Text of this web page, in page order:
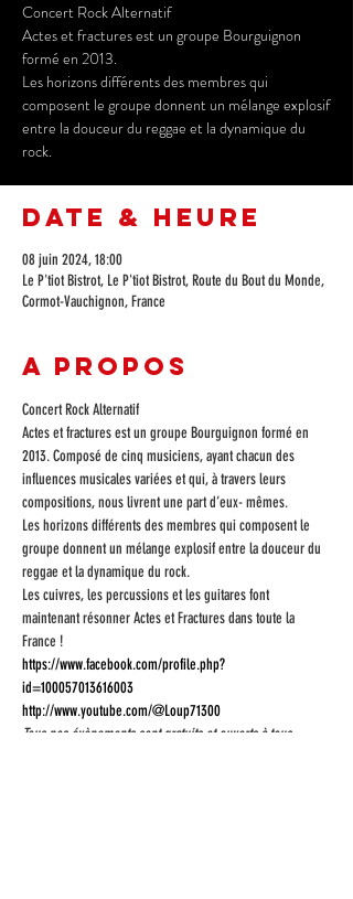
Concert Rock Alternatif
Actes et fractures est un groupe Bourguignon
formé en 2013.
Les horizons différents des membres qui
composent le groupe donnent un mélange explosif
entre la douceur du reggae et la dynamique du
rock.
Date & Heure
08 juin 2024, 18:00
Le P'tiot Bistrot, Le P'tiot Bistrot, Route du Bout du Monde,
Cormot-Vauchignon, France
A propos
Concert Rock Alternatif
Actes et fractures est un groupe Bourguignon formé en
2013. Composé de cinq musiciens, ayant chacun des
influences musicales variées et qui, à travers leurs
compositions, nous livrent une part d’eux- mêmes.
Les horizons différents des membres qui composent le
groupe donnent un mélange explosif entre la douceur du
reggae et la dynamique du rock.
Les cuivres, les percussions et les guitares font
maintenant résonner Actes et Fractures dans toute la
France !
https://www.facebook.com/profile.php?
id=100057013616003
http://www.youtube.com/@Loup71300
Tous nos évènements sont gratuits et ouverts à tous.